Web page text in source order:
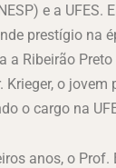
e a UFES.
prestígio na
a Ribeirão
Krieger, o
o cargo na
anos, o Prof.